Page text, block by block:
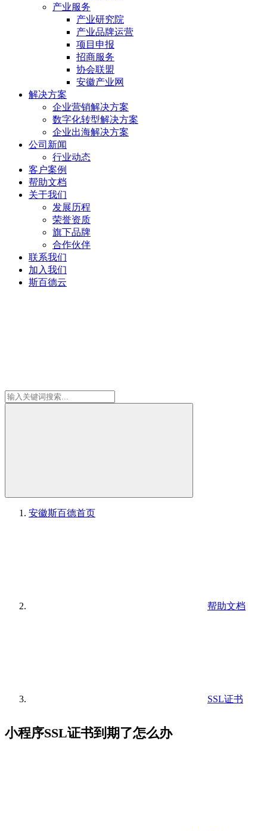
产业服务
产业研究院
产业品牌运营
项目申报
招商服务
协会联盟
安徽产业网
解决方案
企业营销解决方案
数字化转型解决方案
企业出海解决方案
公司新闻
行业动态
客户案例
帮助文档
关于我们
发展历程
荣誉资质
旗下品牌
合作伙伴
联系我们
加入我们
斯百德云
安徽斯百德首页
帮助文档
SSL证书
小程序SSL证书到期了怎么办